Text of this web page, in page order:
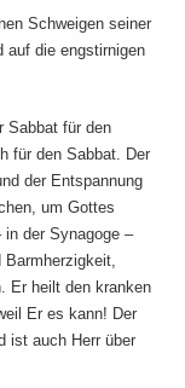
Schweigen seiner
auf die engstirnigen
Sabbat für den
für den Sabbat. Der
der Entspannung
um Gottes
der Synagoge –
Barmherzigkeit,
Er heilt den kranken
Er es kann! Der
ist auch Herr über